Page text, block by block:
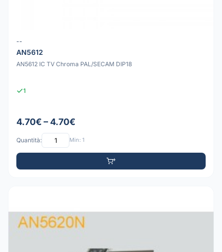
--
AN5612
AN5612 IC TV Chroma PAL/SECAM DIP18
1
4.70€ – 4.70€
Quantità: Min: 1